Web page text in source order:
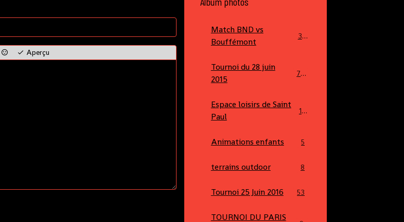
Aperçu
Match BND vs
Bouffémont
34
Tournoi du 28 juin
2015
70
Espace loisirs de Saint
Paul
16
Animations enfants 5
terrains outdoor 8
Tournoi 25 Juin 2016 53
TOURNOI DU PARIS